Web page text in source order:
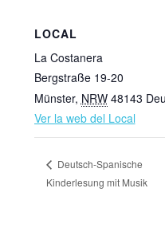
LOCAL
La Costanera
Bergstraße 19-20
Münster, NRW 48143
Ver la web del Local
Deutsch-Spanische
Kinderlesung mit Musik